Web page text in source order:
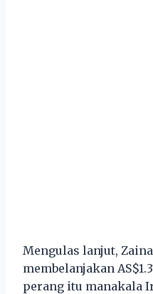
Mengulas lanjut,
membelanjakan
perang itu manakala